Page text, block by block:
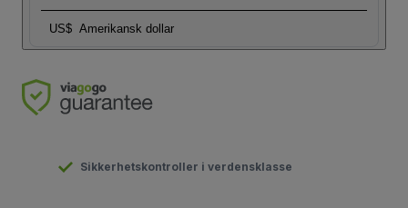
US$ Amerikansk dollar
Sikkerhetskontroller i verdensklasse